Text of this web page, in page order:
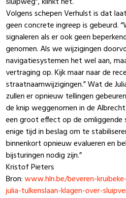
Volgens schepen Verhulst is dat
geen concrete ingreep is gebeurd.
signaleren als er ook geen
genomen. Als we wijzigingen
navigatiesystemen het wel aan,
vertraging op. Kijk maar naar de
straatnaamwijzigingen.” Wat de
zullen er opnieuw tellingen
de knip weggenomen in de
een groot effect op de
enige tijd in beslag om te
binnenkort opnieuw evalueren en
bijsturingen nodig zijn.”
Kristof Pieters
Bron:www.hln.be/beveren-
julia-tulkenslaan-klagen-over-